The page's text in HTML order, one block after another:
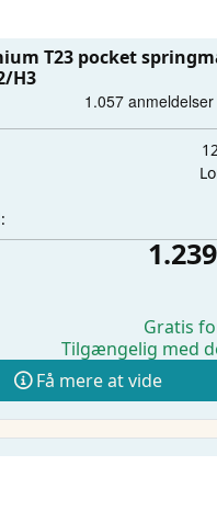
T23 pocket
H3
Gratis
Tilgængelig med
Få mere at vide